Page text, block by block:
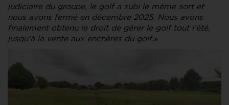
judiciaire du groupe, le golf a subi le même sort et
nous avons fermé en décembre 2025. Nous avons
finalement obtenu le droit de gérer le golf tout l’été,
jusqu’à la vente aux enchères du golf.»